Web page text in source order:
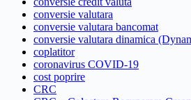
conversie valutara
conversie valutara bancomat
conversie valutara dinamica
coplatitor
coronavirus COVID-19
cost poprire
CRC